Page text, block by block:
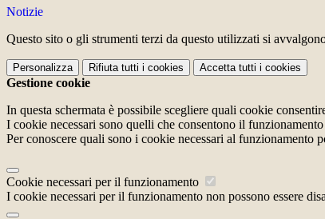
Notizie
Questo sito o gli strumenti terzi da questo utilizzati si
Personalizza Rifiuta tutti i cookies Accetta tutti i cookies
Gestione cookie
In questa schermata è possibile scegliere quali cookie
I cookie necessari sono quelli che consentono il
Per conoscere quali sono i cookie necessari al funzionamento
Cookie necessari per il funzionamento
I cookie necessari per il funzionamento non possono essere